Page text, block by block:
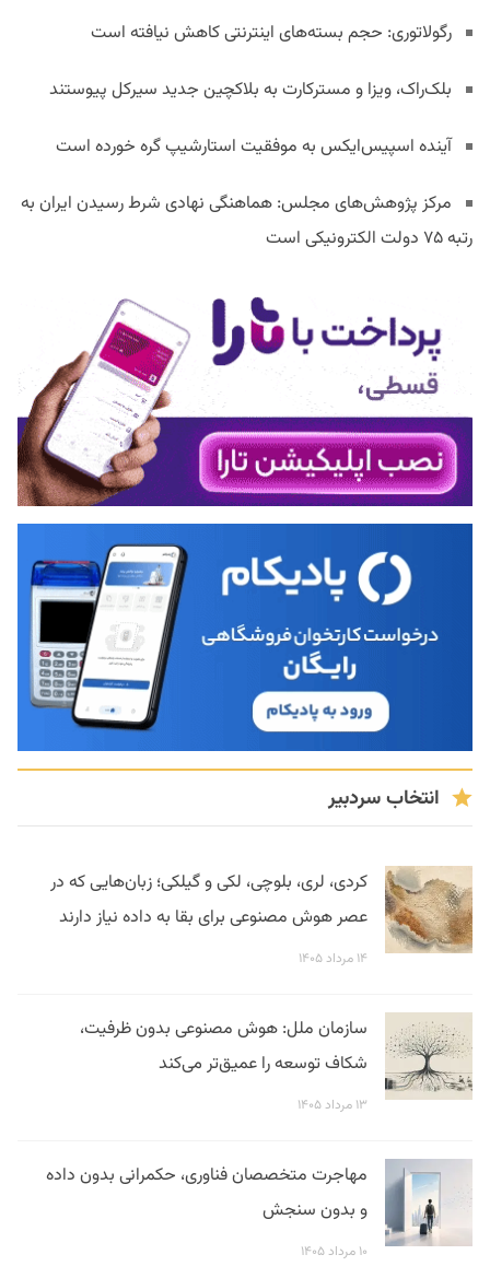
رگولاتوری: حجم بسته‌های اینترنتی کاهش نیافته است
بلک‌راک، ویزا و مسترکارت به بلاکچین جدید سیرکل پیوستند
آینده اسپیس‌ایکس به موفقیت استارشیپ گره خورده است
مرکز پژوهش‌های مجلس: هماهنگی نهادی شرط رسیدن ایران به
رتبه ۷۵ دولت الکترونیکی است
انتخاب سردبیر
کردی، لری، بلوچی، لکی و گیلکی؛ زبان‌هایی که در
عصر هوش مصنوعی برای بقا به داده نیاز دارند
۱۴ مرداد ۱۴۰۵
سازمان ملل: هوش مصنوعی بدون ظرفیت،
شکاف توسعه را عمیق‌تر می‌کند
۱۳ مرداد ۱۴۰۵
مهاجرت متخصصان فناوری، حکمرانی بدون داده
و بدون سنجش
۱۰ مرداد ۱۴۰۵